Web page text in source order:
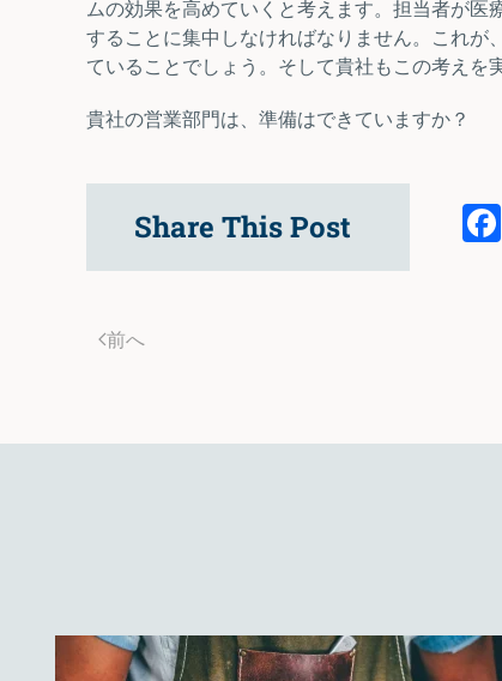
ムの効果を高めていくと考えます。担当者が
することに集中しなければなりません。これが
ていることでしょう。そして貴社もこの考えを
貴社の営業部門は、準備はできていますか？
Share This Post
前へ